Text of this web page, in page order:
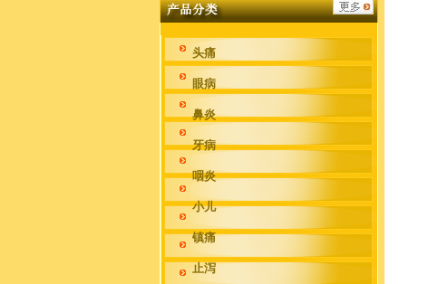
头痛
眼病
鼻炎
牙病
咽炎
小儿
镇痛
止泻